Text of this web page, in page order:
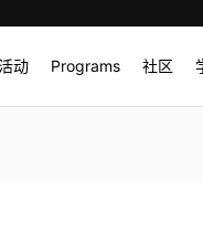
动 Programs 社区